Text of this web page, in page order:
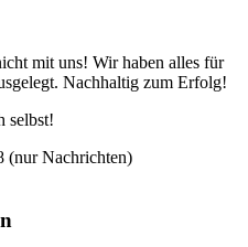
mit uns! Wir haben alles für
Nachhaltig zum Erfolg!
selbst!
(nur Nachrichten)